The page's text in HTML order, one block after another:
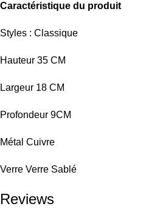
Caractéristique du produit
Styles : Classique
Hauteur 35 CM
Largeur 18 CM
Profondeur 9CM
Métal Cuivre
Verre Verre Sablé
Reviews